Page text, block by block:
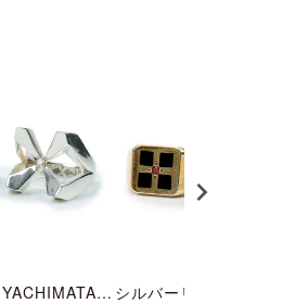
シルバーリング YACHIMATA01